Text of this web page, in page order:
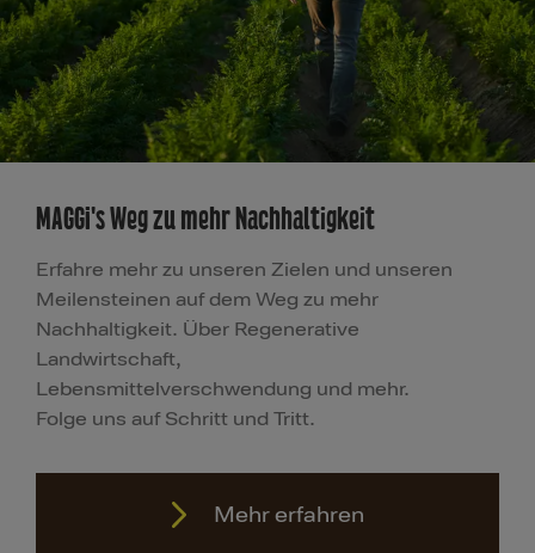
MAGGI's Weg zu mehr Nachhaltigkeit
Erfahre mehr zu unseren Zielen und unseren
Meilensteinen auf dem Weg zu mehr
Nachhaltigkeit. Über Regenerative
Landwirtschaft,
Lebensmittelverschwendung und mehr.
Folge uns auf Schritt und Tritt.
Mehr erfahren